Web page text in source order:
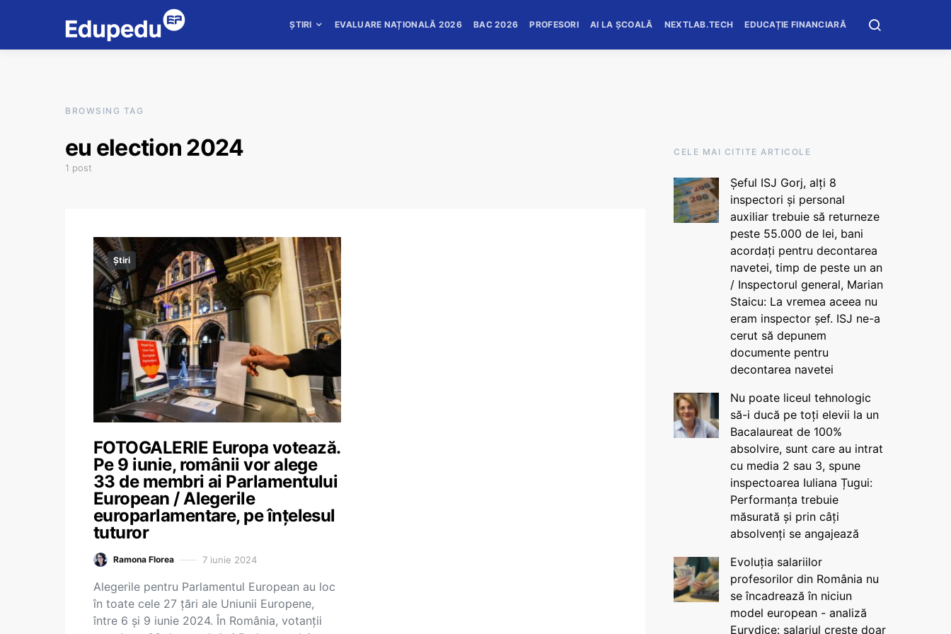
ȘTIRI EVALUARE NAȚIONALĂ 2026 BAC 2026 PROFESORI AI LA ȘCOALĂ NEXTLAB.TECH EDUCAȚIE FINANCIARĂ
BROWSING TAG
eu election 2024
1 post
Știri
FOTOGALERIE Europa votează.
Pe 9 iunie, românii vor alege
33 de membri ai Parlamentului
European / Alegerile
europarlamentare, pe înțelesul
tuturor
Ramona Florea 7 iunie 2024
Alegerile pentru Parlamentul European au loc
în toate cele 27 țări ale Uniunii Europene,
între 6 și 9 iunie 2024. În România, votanții
CELE MAI CITITE ARTICOLE
Șeful ISJ Gorj, alți 8
inspectori și personal
auxiliar trebuie să returneze
peste 55.000 de lei, bani
acordați pentru decontarea
navetei, timp de peste un an
/ Inspectorul general, Marian
Staicu: La vremea aceea nu
eram inspector șef. ISJ ne-a
cerut să depunem
documente pentru
decontarea navetei
Nu poate liceul tehnologic
să-i ducă pe toți elevii la un
Bacalaureat de 100%
absolvire, sunt care au intrat
cu media 2 sau 3, spune
inspectoarea Iuliana Țugui:
Performanța trebuie
măsurată și prin câți
absolvenți se angajează
Evoluția salariilor
profesorilor din România nu
se încadrează în niciun
model european - analiză
Eurydice: salariul crește doar